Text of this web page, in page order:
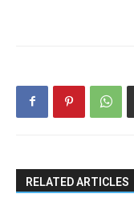
RELATED ARTICLES